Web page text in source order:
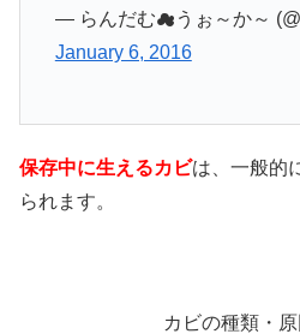
— らんだむ☁うぉ～か～
January 6, 2016
保存中に生えるカビは、一般的
られます。
カビの種類・